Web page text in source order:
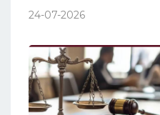
24-07-2026